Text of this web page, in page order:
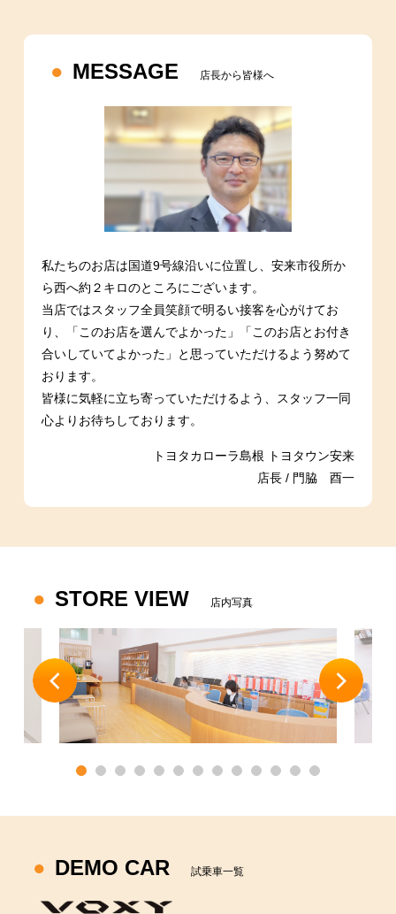
MESSAGE 店長から皆様へ
私たちのお店は国道9号線沿いに位置し、安来市役所か
ら西へ約２キロのところにございます。
当店ではスタッフ全員笑顔で明るい接客を心がけてお
り、「このお店を選んでよかった」「このお店とお付き
合いしていてよかった」と思っていただけるよう努めて
おります。
皆様に気軽に立ち寄っていただけるよう、スタッフ一同
心よりお待ちしております。
トヨタカローラ島根 トヨタウン安来
店長 / 門脇 酉一
STORE VIEW 店内写真
DEMO CAR 試乗車一覧